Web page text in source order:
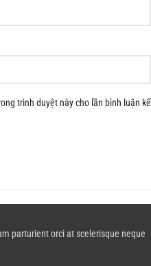
trình duyệt này cho lần bình luận kế
parturient orci at scelerisque neque